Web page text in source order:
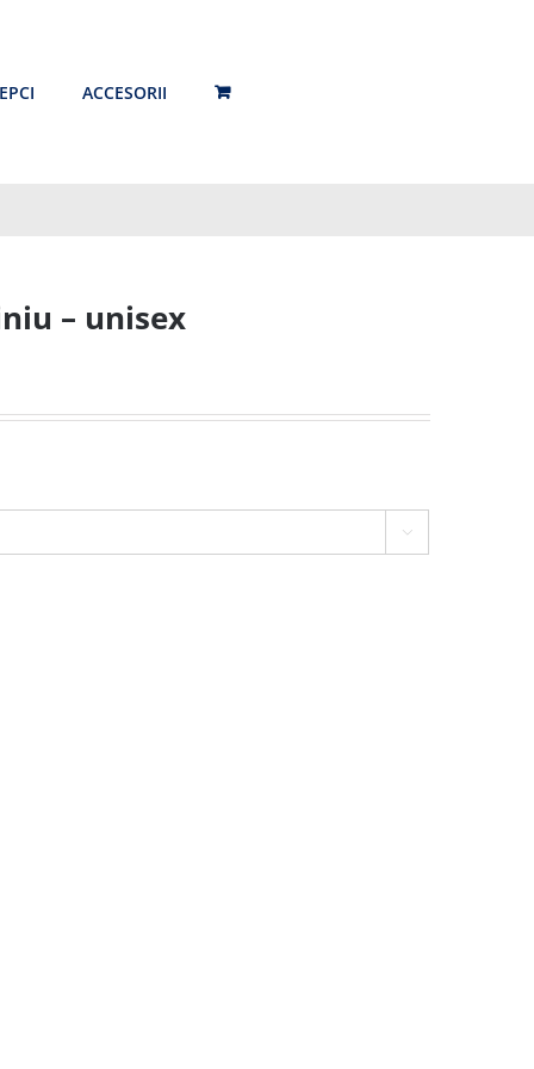
ACCESORII
– unisex
